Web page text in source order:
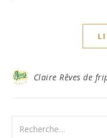
Claire Rêves de